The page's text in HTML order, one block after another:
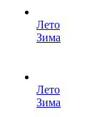
Лето
Зима
Лето
Зима